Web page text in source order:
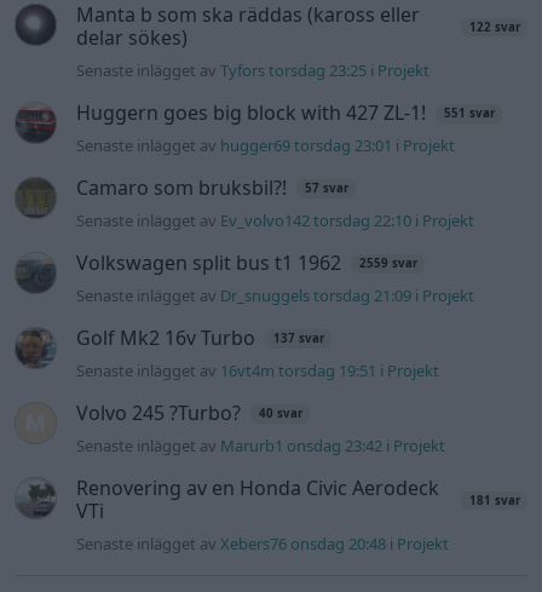
Manta b som ska räddas (kaross eller
delar sökes)
122 svar
Senaste inlägget avTyfors torsdag 23:25 i Projekt
Huggern goes big block with 427 ZL-1! 551 svar
Senaste inlägget av hugger69 torsdag 23:01 i Projekt
Camaro som bruksbil?! 57 svar
Senaste inlägget av Ev_volvo142 torsdag 22:10 i Projekt
Volkswagen split bus t1 1962 2559 svar
Senaste inlägget av Dr_snuggels torsdag 21:09 i Projekt
Golf Mk2 16v Turbo 137 svar
Senaste inlägget av 16vt4m torsdag 19:51 i Projekt
Volvo 245 ?Turbo? 40 svar
Senaste inlägget av Marurb1 onsdag 23:42 i Projekt
Renovering av en Honda Civic Aerodeck
VTi
181 svar
Senaste inlägget avXebers76 onsdag 20:48 i Projekt